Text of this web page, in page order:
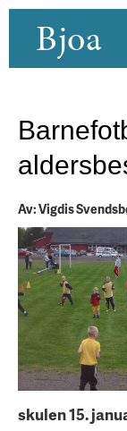
Bjoa
Av: Vigdis
skulen 15.